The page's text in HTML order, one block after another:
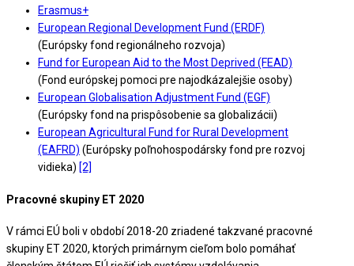
Erasmus+
European Regional Development Fund (ERDF)
(Európsky fond regionálneho rozvoja)
Fund for European Aid to the Most Deprived (FEAD)
(Fond európskej pomoci pre najodkázalejšie osoby)
European Globalisation Adjustment Fund (EGF)
(Európsky fond na prispôsobenie sa globalizácii)
European Agricultural Fund for Rural Development
(EAFRD) (Európsky poľnohospodársky fond pre rozvoj
vidieka) [2]
Pracovné skupiny ET 2020
V rámci EÚ boli v období 2018-20 zriadené takzvané pracovné
skupiny ET 2020, ktorých primárnym cieľom bolo pomáhať